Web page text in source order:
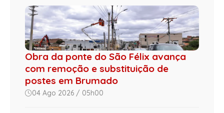
Obra da ponte do São Félix avança
com remoção e substituição de
postes em Brumado
04 Ago 2026 / 05h00